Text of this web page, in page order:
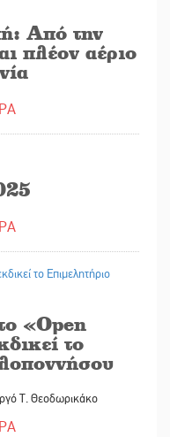
Από την
πλέον αέριο
«Open
το
Τ. Θεοδωρικάκο